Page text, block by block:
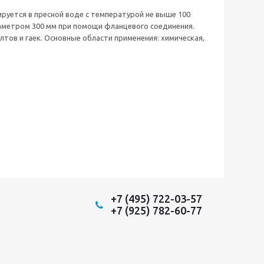
в пресной воде с температурой не выше 100
300 мм при помощи фланцевого соединения.
и гаек. Основные области применения: химическая,
+7 (495) 722-03-57
+7 (925) 782-60-77